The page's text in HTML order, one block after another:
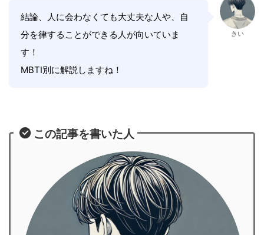
結論、人に会わなくても大丈夫な人や、自
分を律することができる人が向いていま
す！
MBTI別に解説しますね！
きい
この記事を書いた人